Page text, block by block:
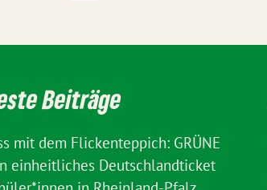
Beiträge
mit dem Flickenteppich: GRÜNE
einheitliches Deutschlandticket